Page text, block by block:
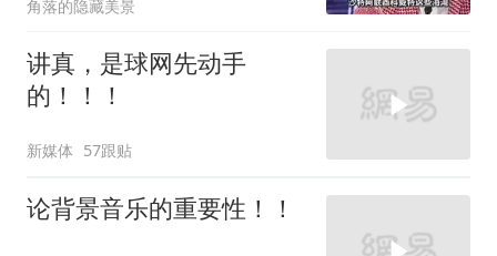
角落的隐藏美景
讲真，是球网先动手
的！！！
新媒体 57跟贴
论背景音乐的重要性！！